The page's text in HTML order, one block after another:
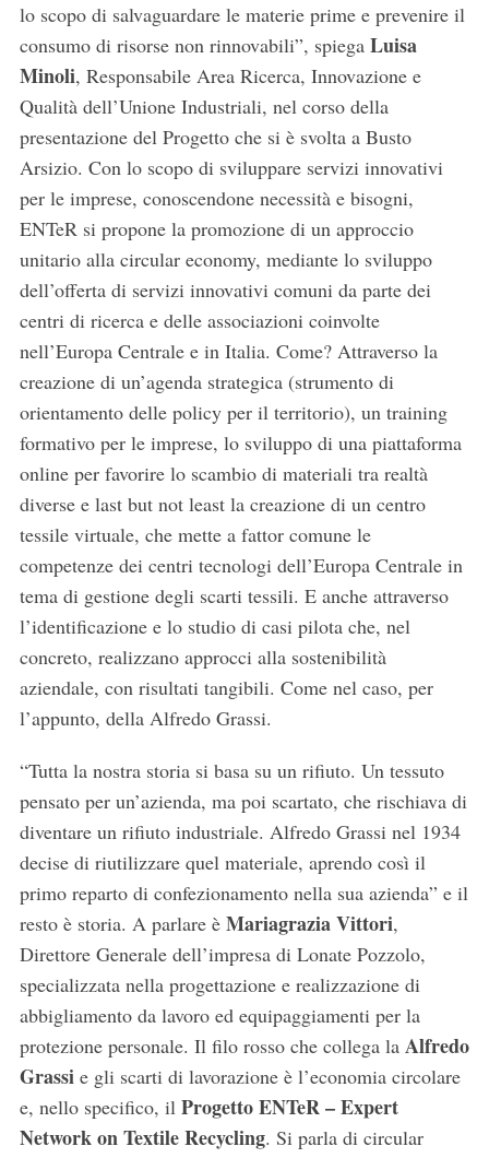
lo scopo di salvaguardare le materie prime e prevenire il
consumo di risorse non rinnovabili”, spiega Luisa
Minoli, Responsabile Area Ricerca, Innovazione e
Qualità dell’Unione Industriali, nel corso della
presentazione del Progetto che si è svolta a Busto
Arsizio. Con lo scopo di sviluppare servizi innovativi
per le imprese, conoscendone necessità e bisogni,
ENTeR si propone la promozione di un approccio
unitario alla circular economy, mediante lo sviluppo
dell’offerta di servizi innovativi comuni da parte dei
centri di ricerca e delle associazioni coinvolte
nell’Europa Centrale e in Italia. Come? Attraverso la
creazione di un’agenda strategica (strumento di
orientamento delle policy per il territorio), un training
formativo per le imprese, lo sviluppo di una piattaforma
online per favorire lo scambio di materiali tra realtà
diverse e last but not least la creazione di un centro
tessile virtuale, che mette a fattor comune le
competenze dei centri tecnologi dell’Europa Centrale in
tema di gestione degli scarti tessili. E anche attraverso
l’identificazione e lo studio di casi pilota che, nel
concreto, realizzano approcci alla sostenibilità
aziendale, con risultati tangibili. Come nel caso, per
l’appunto, della Alfredo Grassi.
“Tutta la nostra storia si basa su un rifiuto. Un tessuto
pensato per un’azienda, ma poi scartato, che rischiava di
diventare un rifiuto industriale. Alfredo Grassi nel 1934
decise di riutilizzare quel materiale, aprendo così il
primo reparto di confezionamento nella sua azienda” e il
resto è storia. A parlare è Mariagrazia Vittori,
Direttore Generale dell’impresa di Lonate Pozzolo,
specializzata nella progettazione e realizzazione di
abbigliamento da lavoro ed equipaggiamenti per la
protezione personale. Il filo rosso che collega la Alfredo
Grassi e gli scarti di lavorazione è l’economia circolare
e, nello specifico, il Progetto ENTeR– Expert
Network on Textile Recycling. Si parla di circular